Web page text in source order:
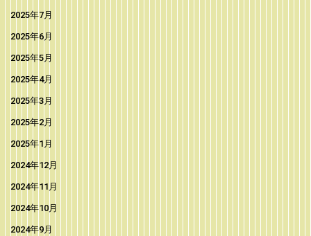
2025年7月
2025年6月
2025年5月
2025年4月
2025年3月
2025年2月
2025年1月
2024年12月
2024年11月
2024年10月
2024年9月